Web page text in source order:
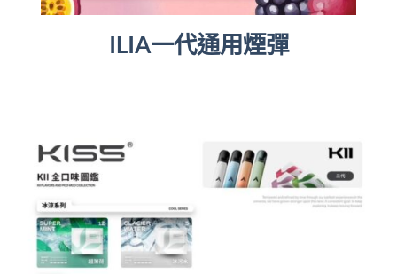
ILIA一代通用煙彈